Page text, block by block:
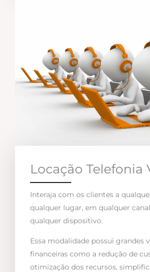
Locação Telefonia
Interaja com os clientes a
qualquer lugar, em qualquer
qualquer dispositivo.
Essa modalidade possui grandes
financeiras como a redução de
otimização dos recursos,